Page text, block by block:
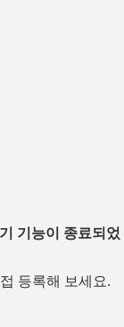
기능이 종료되었
등록해 보세요.